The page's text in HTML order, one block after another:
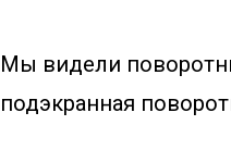
Мы видели
подэкранная